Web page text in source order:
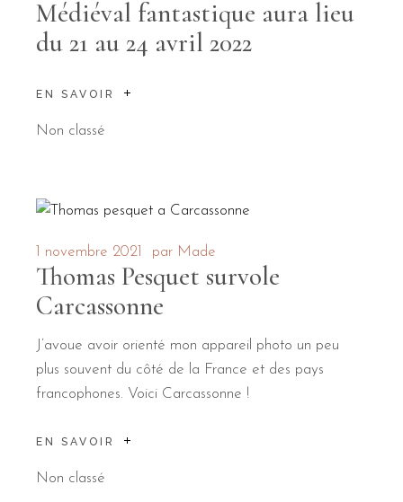
Médiéval fantastique aura lieu
du 21 au 24 avril 2022
EN SAVOIR
Non classé
1 novembre 2021 par Made
Thomas Pesquet survole
Carcassonne
J’avoue avoir orienté mon appareil photo un peu
plus souvent du côté de la France et des pays
francophones. Voici Carcassonne !
EN SAVOIR
Non classé